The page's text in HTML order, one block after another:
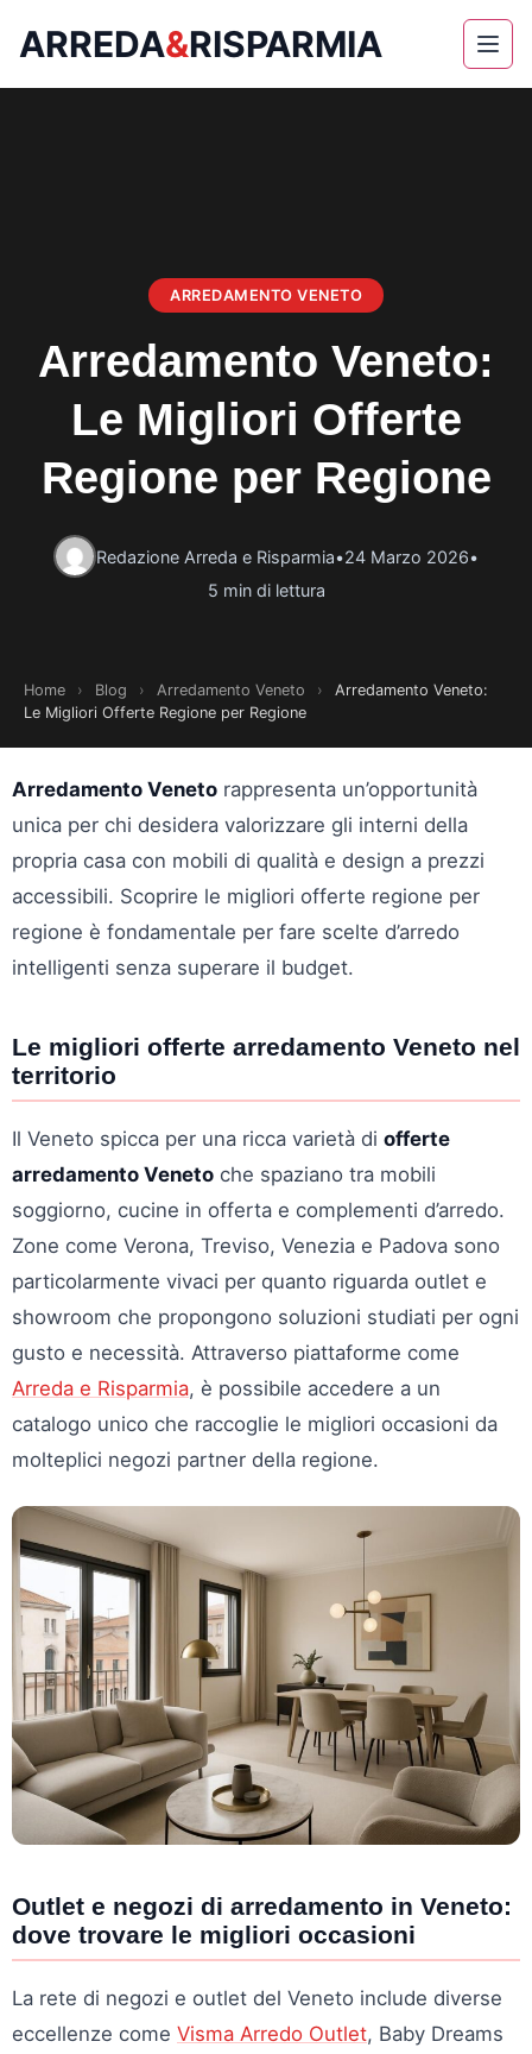
ARREDA&RISPARMIA
ARREDAMENTO VENETO
Arredamento Veneto:
Le Migliori Offerte
Regione per Regione
Redazione Arreda e Risparmia•24 Marzo 2026•
5 min di lettura
Home › Blog › Arredamento Veneto ›
Arredamento Veneto:
Le Migliori Offerte Regione per Regione
Arredamento Veneto rappresenta un’opportunità
unica per chi desidera valorizzare gli interni della
propria casa con mobili di qualità e design a prezzi
accessibili. Scoprire le migliori offerte regione per
regione è fondamentale per fare scelte d’arredo
intelligenti senza superare il budget.
Le migliori offerte arredamento Veneto nel
territorio
Il Veneto spicca per una ricca varietà di offerte
arredamento Veneto che spaziano tra mobili
soggiorno, cucine in offerta e complementi d’arredo.
Zone come Verona, Treviso, Venezia e Padova sono
particolarmente vivaci per quanto riguarda outlet e
showroom che propongono soluzioni studiati per ogni
gusto e necessità. Attraverso piattaforme come
Arreda e Risparmia, è possibile accedere a un
catalogo unico che raccoglie le migliori occasioni da
molteplici negozi partner della regione.
Outlet e negozi di arredamento in Veneto:
dove trovare le migliori occasioni
La rete di negozi e outlet del Veneto include diverse
eccellenze come Visma Arredo Outlet, Baby Dreams